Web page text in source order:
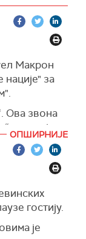
Макрон
нације" за
Ова звона
рекао је.
када је
године.
ноћи и
да
ОПШИРНИЈЕ
гостију.
је